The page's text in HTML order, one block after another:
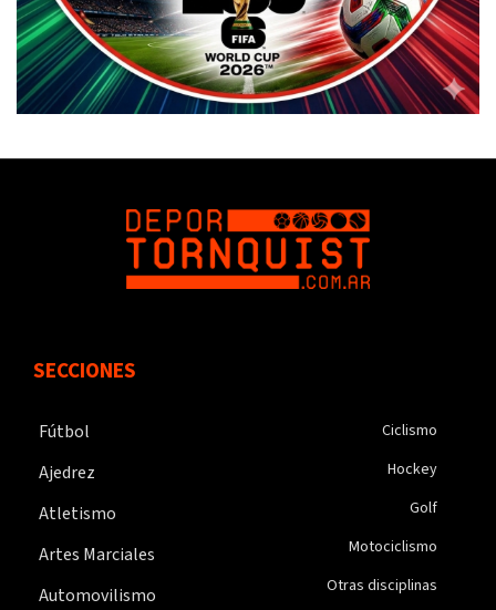
SECCIONES
Fútbol
Ajedrez
Atletismo
Artes Marciales
Automovilismo
Ciclismo
Hockey
Golf
Motociclismo
Otras disciplinas